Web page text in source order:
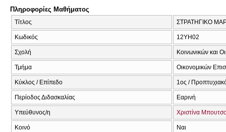
Πληροφορίες Μαθήματος
Τίτλος ΣΤΡΑΤΗΓΙΚΟ
Κωδικός 12ΥΗ02
Σχολή Κοινωνικών και
Τμήμα Οικονομικών
Κύκλος / Επίπεδο 1ος /
Περίοδος Διδασκαλίας Εαρινή
Υπεύθυνος/η Χριστίνα
Κοινό Ναι